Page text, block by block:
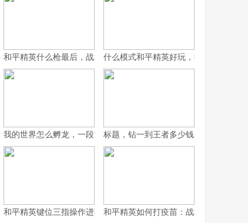
和平精英什么枪最后，战术博弈与心理博弈的终极考验
什么模式和平精英好玩，探寻战术竞技
我的世界怎么孵龙，一段古老传说的复苏之旅标题，钻一到王者多少钱，一场段位攀
和平精英键位三指操作进阶指南，从入门到精通的战场掌控术
和平精英如何打疫苗：战场生存的免疫